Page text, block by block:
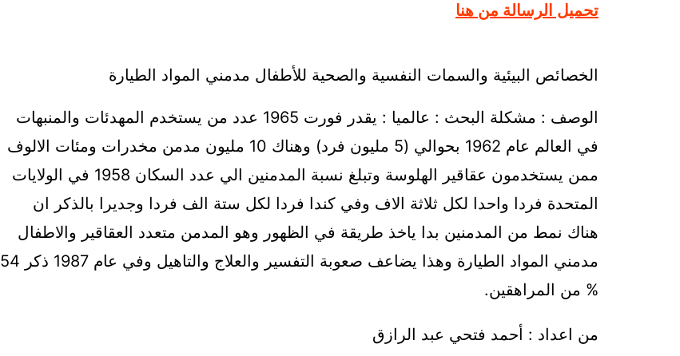
تحميل الرسالة من هنا
الخصائص البيئية والسمات النفسية والصحية للأطفال مدمني المواد الطيارة
الوصف : مشكلة البحث : عالميا : يقدر فورت 1965 عدد من يستخدم المهدئات والمنبهات
في العالم عام 1962 بحوالي (5 مليون فرد) وهناك 10 مليون مدمن مخدرات ومئات الالوف
ممن يستخدمون عقاقير الهلوسة وتبلغ نسبة المدمنين الي عدد السكان 1958 في الولايات
المتحدة فردا واحدا لكل ثلاثة الاف وفي كندا فردا لكل ستة الف فردا وجديرا بالذكر ان
هناك نمط من المدمنين بدا ياخذ طريقة في الظهور وهو المدمن متعدد العقاقير والاطفال
مدمني المواد الطيارة وهذا يضاعف صعوبة التفسير والعلاج والتاهيل وفي عام 1987 ذكر 54
% من المراهقين.
من اعداد : أحمد فتحي عبد الرازق